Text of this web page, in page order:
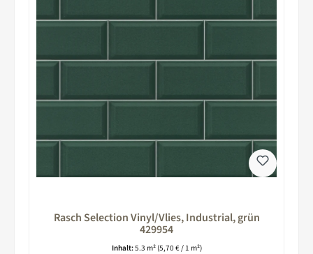
Rasch Selection Vinyl/Vlies, Industrial, grün
429954
Inhalt:5.3 m² (5,70 € / 1 m²)